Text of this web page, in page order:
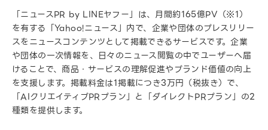
「ニュースPR by LINEヤフー」は、月間約165億PV（※1）
を有する「Yahoo!ニュース」内で、企業や団体のプレスリリー
スをニュースコンテンツとして掲載できるサービスです。企業
や団体の一次情報を、日々のニュース閲覧の中でユーザーへ届
けることで、商品・サービスの理解促進やブランド価値の向上
を支援します。掲載料金は1掲載につき3万円（税抜き）で、
「AIクリエイティブPRプラン」と「ダイレクトPRプラン」の2
種類を提供します。